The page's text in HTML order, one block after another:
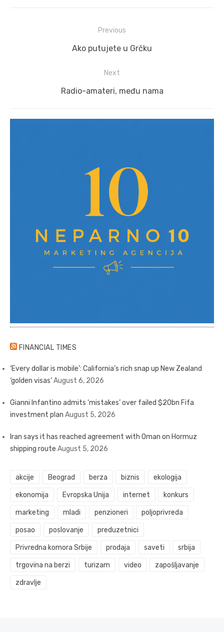
Previous
Previous
Ako putujete u Grčku
Next
Next
Radio-amateri, među nama
FINANCIAL TIMES
‘Every dollar is mobile’: California’s rich snap up New Zealand
‘golden visas’August 6, 2026
Gianni Infantino admits ‘mistakes’ over failed $20bn Fifa
investment plan August 5, 2026
Iran says it has reached agreement with Oman on Hormuz
shipping route August 5, 2026
akcije Beograd berza biznis ekologija
ekonomija Evropska Unija internet konkurs
marketing mladi penzioneri poljoprivreda
posao poslovanje preduzetnici
Privredna komora Srbije prodaja saveti srbija
trgovina na berzi turizam video zapošljavanje
zdravlje